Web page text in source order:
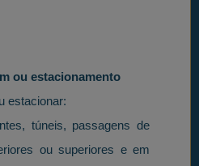
ou estacionamento
estacionar:
túneis, passagens de
ou superiores e em